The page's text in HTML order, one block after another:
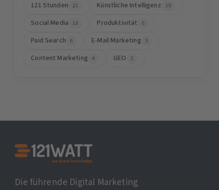
121 Stunden 21 Künstliche Intelligenz 19
Social Media 18 Produktivität 6
Paid Search 6 E-Mail Marketing 5
Content Marketing 4 GEO 2
Die führende Digital Marketing